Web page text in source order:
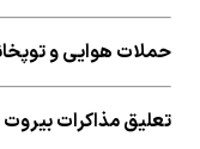
حملات هوایی و
تعلیق مذاکرات